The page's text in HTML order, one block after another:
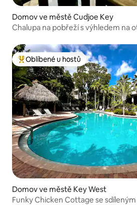
Domov ve městě Cudjoe Key
Chalupa na pobřeží s výhledem na
Nejlepší v kategorii Oblíbené u hostů
Oblíbené u hostů
Domov ve městě Key West
Funky Chicken Cottage se